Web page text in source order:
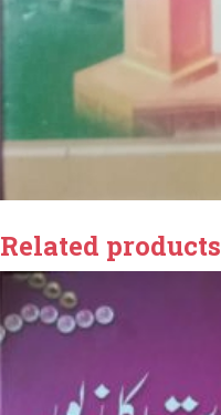
Related products